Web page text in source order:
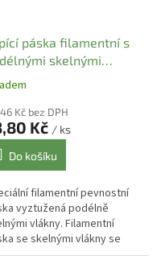
páska filamentní s
skelnými
25 mm x 50 m
Kč bez DPH
Kč / ks
Do košíku
filamentní pevnostní
vyztužená podélně
vlákny. Filamentní
se skelnými vlákny se
např. k pevnému lepení